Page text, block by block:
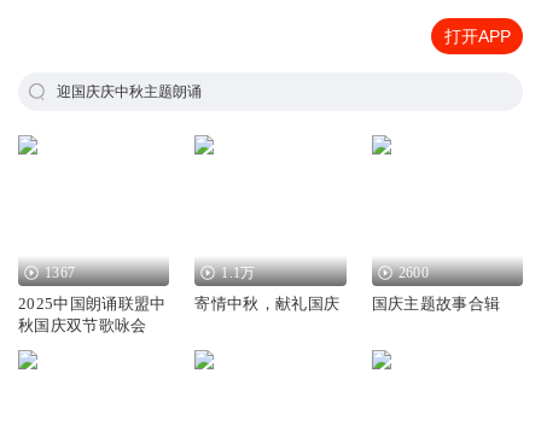
打开APP
迎国庆庆中秋主题朗诵
1367
2025中国朗诵联盟中
秋国庆双节歌咏会
1.1万
寄情中秋，献礼国庆
2600
国庆主题故事合辑